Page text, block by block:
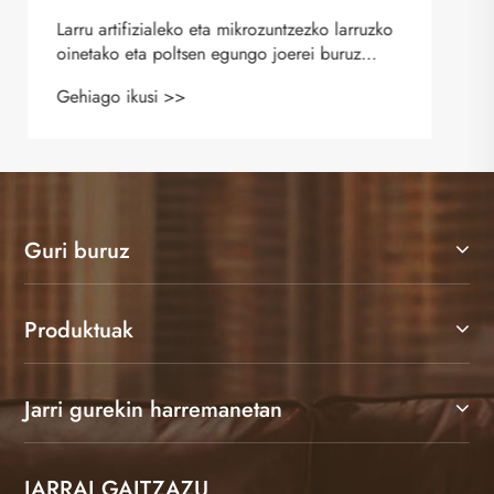
Guri buruz
Produktuak
Jarri gurekin harremanetan